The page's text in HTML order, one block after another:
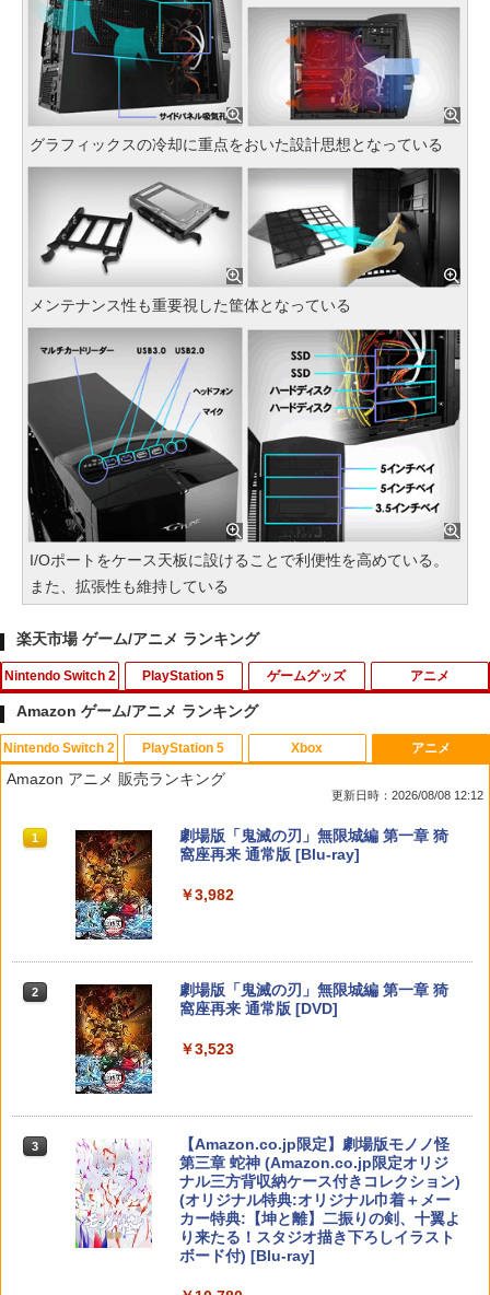
グラフィックスの冷却に重点をおいた設計思想となっている
メンテナンス性も重要視した筐体となっている
I/Oポートをケース天板に設けることで利便性を高めている。
また、拡張性も維持している
楽天市場 ゲーム/アニメ ランキング
Nintendo Switch 2
1
【特典】ファイナルファンタジー レゾナ
ンス Switch2版(【初回封入特典】魔導
船＆かけだし騎士の応援パック・かけだ
￥6,910
￥6,979
h2 収納 Joy-Con収納対応 Nintendo Sw
itch2専用 撥水 ブラック/ホワイト
￥2,000
ドラゴンクエストモンスターズ4 枯れ
PlayStation 5
1
CYBER ・ ブルーレイレンズクリーナー
パワフル湿式タイプ ( PS5 / PS4 用)
【楽天ブックス限定特典+特典】METAL
GEAR SOLID : MASTER COLLECTION
Vol.2 PS5版(2連アクリルキーホルダー
ゲームグッズ
1 【中古】ルイージマンション
Windows Mac Raspbery Xbox Series
X＆S One コントローラー Bluetoothコ
3
【中古】Minecraft (マインクラフト) - S
witch
￥2,910
アニメ
1
【中古】カーズ2 MovieNEX [純正ブルー
レイ＋純正ケース]
ミュータント・ニンジャ・タートルズ2 2
Kレストア版【Blu-ray】 [ ブライアン・
トッチ ]
Amazon ゲーム/アニメ ランキング
Nintendo Switch 2
1
スプラトゥーン レイダース|オンライン
コード版
￥5,832
2 スプラトゥーン レイダース -Switch2
3 Nintendo Switch 2(日本語・国内専用)
￥55,491
ニンテンドープリペイド番号 9000円|オ
PlayStation 5
1
PlayStation 5 デジタル・エディション
日本語専用 Console Language: Japan
2
Beast of Reincarnation -PS5 【特典】
プロダクトコード 封入
￥7,286
3
【純正品】ディスクドライブ(CFI-ZDD1
J) PlayStation 5
￥11,980
Xbox
1
【純正品】Xbox ワイヤレス コントロー
ラー + USB-C® ケーブル
￥8,300
ラー (ロボット ホワイト)
3
￥8,020
【純正品】Xbox 充電式バッテリー + US
B-C ケーブル
アニメ
Amazon アニメ 販売ランキング
更新日時：2026/08/08 12:12
1
劇場版「鬼滅の刃」無限城編 第一章 猗
窩座再来 通常版 [Blu-ray]
￥3,982
2
劇場版「鬼滅の刃」無限城編 第一章 猗
窩座再来 通常版 [DVD]
￥3,523
3
【Amazon.co.jp限定】劇場版モノノ怪
第三章 蛇神 (Amazon.co.jp限定オリジ
ナル三方背収納ケース付きコレクション)
(オリジナル特典:オリジナル巾着＋メー
カー特典:【坤と離】二振りの剣、十翼よ
り来たる！スタジオ描き下ろしイラスト
ボード付) [Blu-ray]